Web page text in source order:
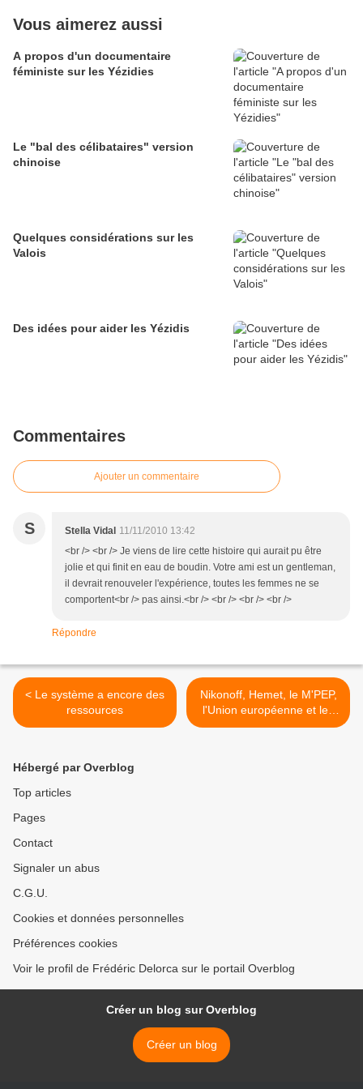
Vous aimerez aussi
A propos d'un documentaire
féministe sur les Yézidies
Le "bal des célibataires" version
chinoise
Quelques considérations sur les
Valois
Des idées pour aider les Yézidis
Commentaires
Ajouter un commentaire
S Stella Vidal 11/11/2010 13:42
<br /> <br /> Je viens de lire cette histoire qui aurait pu être
jolie et qui finit en eau de boudin. Votre ami est un gentleman,
il devrait renouveler l'expérience, toutes les femmes ne se
comportent<br /> pas ainsi.<br /> <br /> <br /> <br />
Répondre
< Le système a encore des
ressources
Nikonoff, Hemet, le M'PEP,
l'Union européenne et les
partis politiques >
Hébergé par Overblog
Top articles
Pages
Contact
Signaler un abus
C.G.U.
Cookies et données personnelles
Préférences cookies
Voir le profil de Frédéric Delorca sur le portail Overblog
Créer un blog sur Overblog
Créer un blog